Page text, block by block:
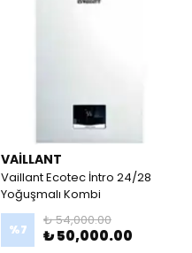
VAİLLANT
Vaillant Ecotec İntro 24/28
Yoğuşmalı Kombi
%7
₺ 54,000.00
₺ 50,000.00